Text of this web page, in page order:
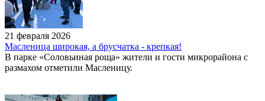
21 февраля 2026
Масленица широкая, а брусчатка - крепкая!
В парке «Соловьиная роща» жители и гости микрорайона с
размахом отметили Масленицу.